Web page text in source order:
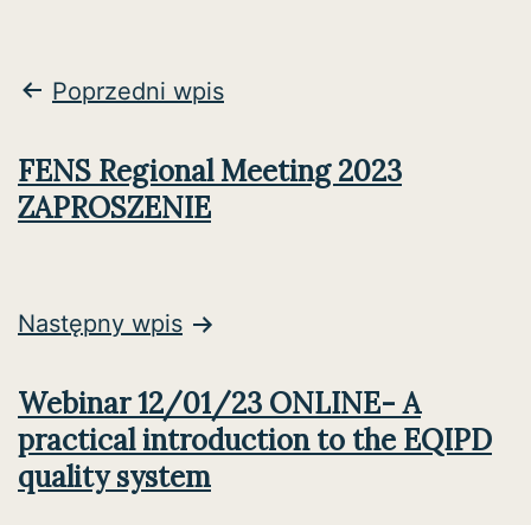
Nawigacja
Poprzedni wpis
FENS Regional Meeting 2023
ZAPROSZENIE
Następny wpis
Webinar 12/01/23 ONLINE- A
practical introduction to the EQIPD
quality system